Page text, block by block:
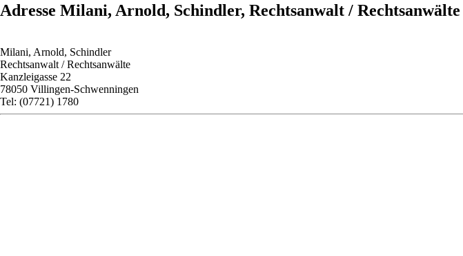
Adresse Milani, Arnold, Schindler, Rechtsanwalt / Rechtsanwälte
Milani, Arnold, Schindler
Rechtsanwalt / Rechtsanwälte
Kanzleigasse 22
78050 Villingen-Schwenningen
Tel: (07721) 1780